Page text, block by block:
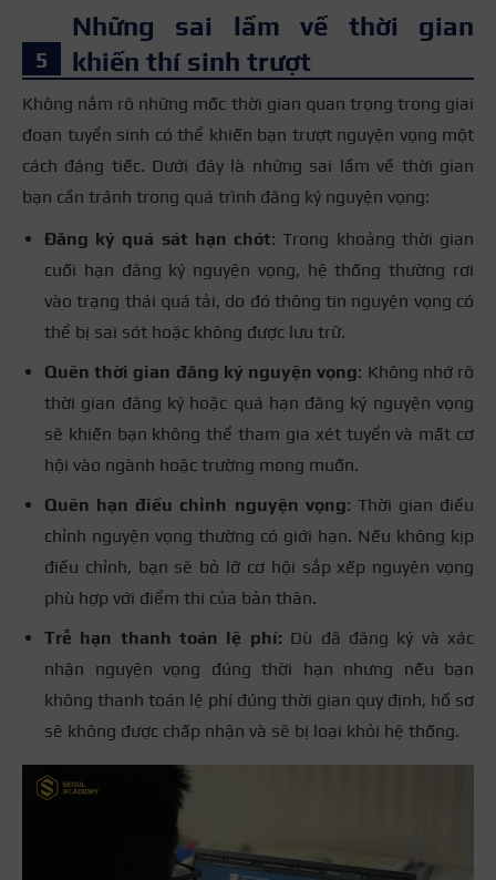
Những sai lầm về thời gian
khiến thí sinh trượt
Không nắm rõ những mốc thời gian quan trọng trong giai
đoạn tuyển sinh có thể khiến bạn trượt nguyện vọng một
cách đáng tiếc. Dưới đây là những sai lầm về thời gian
bạn cần tránh trong quá trình đăng ký nguyện vọng:
Đăng ký quá sát hạn chót: Trong khoảng thời gian
cuối hạn đăng ký nguyện vọng, hệ thống thường rơi
vào trạng thái quá tải, do đó thông tin nguyện vọng có
thể bị sai sót hoặc không được lưu trữ.
Quên thời gian đăng ký nguyện vọng: Không nhớ rõ
thời gian đăng ký hoặc quá hạn đăng ký nguyện vọng
sẽ khiến bạn không thể tham gia xét tuyển và mất cơ
hội vào ngành hoặc trường mong muốn.
Quên hạn điều chỉnh nguyện vọng: Thời gian điều
chỉnh nguyện vọng thường có giới hạn. Nếu không kịp
điều chỉnh, bạn sẽ bỏ lỡ cơ hội sắp xếp nguyện vọng
phù hợp với điểm thi của bản thân.
Trễ hạn thanh toán lệ phí: Dù đã đăng ký và xác
nhận nguyện vọng đúng thời hạn nhưng nếu bạn
không thanh toán lệ phí đúng thời gian quy định, hồ sơ
sẽ không được chấp nhận và sẽ bị loại khỏi hệ thống.